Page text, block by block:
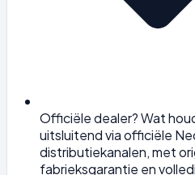
Officiële dealer? Wat
uitsluitend via officiële
distributiekanalen, met
fabrieksgarantie en